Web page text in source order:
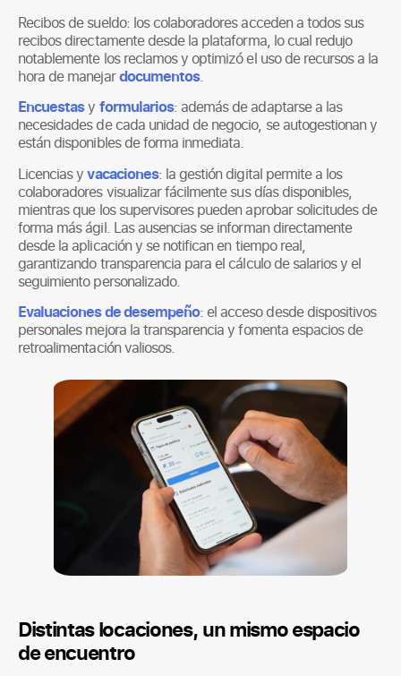
Recibos de sueldo: los colaboradores acceden a todos sus
recibos directamente desde la plataforma, lo cual redujo
notablemente los reclamos y optimizó el uso de recursos a la
hora de manejardocumentos.
Encuestasy formularios: además de adaptarse a las
necesidades de cada unidad de negocio, se autogestionan y
están disponibles de forma inmediata.
Licencias yvacaciones: la gestión digital permite a los
colaboradores visualizar fácilmente sus días disponibles,
mientras que los supervisores pueden aprobar solicitudes de
forma más ágil. Las ausencias se informan directamente
desde la aplicación y se notifican en tiempo real,
garantizando transparencia para el cálculo de salarios y el
seguimiento personalizado.
Evaluaciones de desempeño: el acceso desde dispositivos
personales mejora la transparencia y fomenta espacios de
retroalimentación valiosos.
Distintas locaciones, un mismo espacio
de encuentro